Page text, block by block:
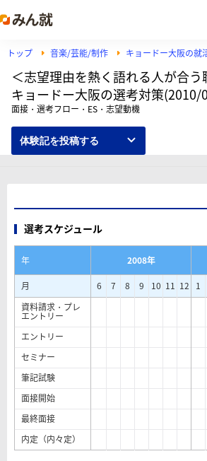
トップ 音楽/芸能/制作 キョードー大阪の就
＜志望理由を熱く語れる人が合
キョードー大阪の選考対策(2010/
面接・選考フロー・ES・志望動機
体験記を投稿する
選考スケジュール
年 2008年
月
6 7 8 9 10 11 12 1
資料請求・プレ
エントリー
エントリー
セミナー
筆記試験
面接開始
最終面接
内定（内々定）